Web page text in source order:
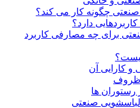
چگونه کار می کند؟
دارد؟
برای چه مصارفی کاربرد
و کارایی آن
ظروف
رستوران ها
صنعتی